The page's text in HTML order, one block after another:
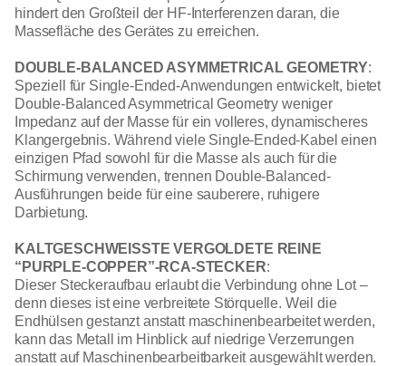
hindert den Großteil der HF-Interferenzen daran, die
Massefläche des Gerätes zu erreichen.
DOUBLE-BALANCED ASYMMETRICAL GEOMETRY:
Speziell für Single-Ended-Anwendungen entwickelt, bietet
Double-Balanced Asymmetrical Geometry weniger
Impedanz auf der Masse für ein volleres, dynamischeres
Klangergebnis. Während viele Single-Ended-Kabel einen
einzigen Pfad sowohl für die Masse als auch für die
Schirmung verwenden, trennen Double-Balanced-
Ausführungen beide für eine sauberere, ruhigere
Darbietung.
KALTGESCHWEISSTE VERGOLDETE REINE
“PURPLE-COPPER”-RCA-STECKER:
Dieser Steckeraufbau erlaubt die Verbindung ohne Lot –
denn dieses ist eine verbreitete Störquelle. Weil die
Endhülsen gestanzt anstatt maschinenbearbeitet werden,
kann das Metall im Hinblick auf niedrige Verzerrungen
anstatt auf Maschinenbearbeitbarkeit ausgewählt werden.